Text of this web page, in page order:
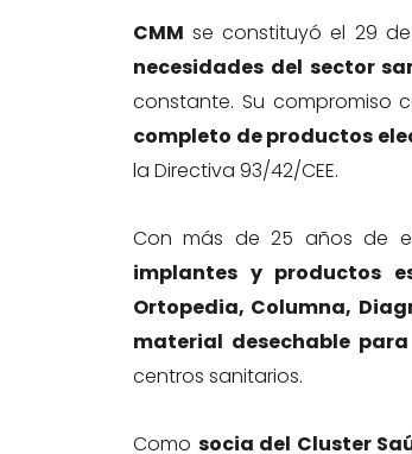
CMM se constituyó el 29
necesidades del sector
constante. Su compromiso
completo de productos
la Directiva 93/42/CEE.
Con más de 25 años de
implantes y productos
Ortopedia, Columna,
material desechable
centros sanitarios.
Como socia del Cluster